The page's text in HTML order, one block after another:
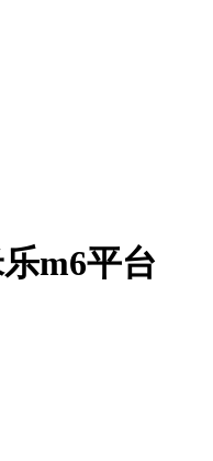
m6平台